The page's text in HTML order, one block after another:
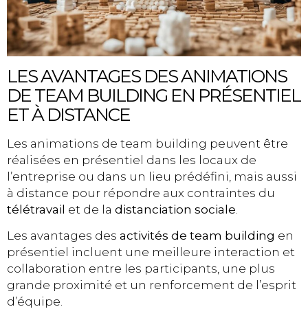
LES AVANTAGES DES ANIMATIONS
DE TEAM BUILDING EN PRÉSENTIEL
ET À DISTANCE
Les animations de team building peuvent être
réalisées en présentiel dans les locaux de
l’entreprise ou dans un lieu prédéfini, mais aussi
à distance pour répondre aux contraintes du
télétravail et de la distanciation sociale
Les avantages des activités de team building en
présentiel incluent une meilleure interaction et
collaboration entre les participants, une plus
grande proximité et un renforcement de l’esprit
d’équipe.